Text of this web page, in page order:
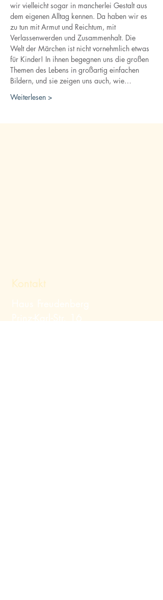
wir vielleicht sogar in mancherlei Gestalt aus
dem eigenen Alltag kennen. Da haben wir es
zu tun mit Armut und Reichtum, mit
Verlassenwerden und Zusammenhalt. Die
Welt der Märchen ist nicht vornehmlich etwas
für Kinder! In ihnen begegnen uns die großen
Themen des Lebens in großartig einfachen
Bildern, und sie zeigen uns auch, wie…
Weiterlesen >
Kontakt